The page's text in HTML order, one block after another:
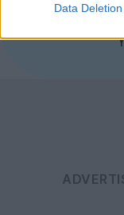
Data Deletion